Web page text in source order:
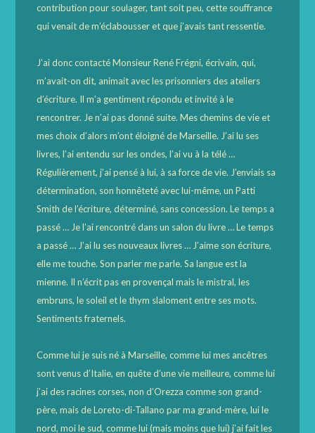
contribution pour soulager, tant soit peu, cette souffrance
qui venait de m’éclabousser et que j’avais tant ressentie.
J’ai donc contacté Monsieur René Frégni, écrivain, qui,
m’avait-on dit, animait avec les prisonniers des ateliers
d’écriture. Il m’a gentiment répondu et invité à le
rencontrer. Je n’ai pas donné suite. Mes chemins de vie et
mes choix d’alors m’ont éloigné de Marseille. J’ai lu ses
livres, l’ai entendu sur les ondes, l’ai vu à la télé …
Régulièrement, j’ai pensé à lui, à sa force de vie. J’enviais sa
détermination, son honnêteté avec lui-même, un Patti
Smith de l’écriture, déterminé, sans concession. Le temps a
passé … Je l’ai rencontré dans un salon du livre … Le temps
a passé … J’ai lu ses nouveaux livres … J’aime son écriture,
elle me touche. Son parler me parle. Sa langue est la
mienne. Il n’écrit pas en provençal mais le mistral, les
embruns, le soleil et le thym slaloment entre ses mots.
Sentiments fraternels.
Comme lui je suis né à Marseille, comme lui mes ancêtres
sont venus d’Italie, en quête d’une vie meilleure, comme lui
j’ai des racines corses, non d’Orezza comme son grand-
père, mais de Loreto-di-Tallano par ma grand-mère, lui le
nord, moi le sud, comme lui (mais moins que lui) j’ai fait les